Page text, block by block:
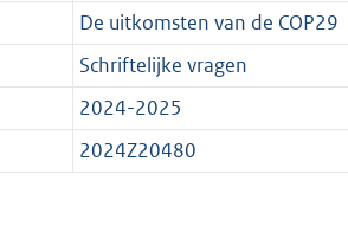
De uitkomsten van de COP29
Schriftelijke vragen
2024-2025
2024Z20480